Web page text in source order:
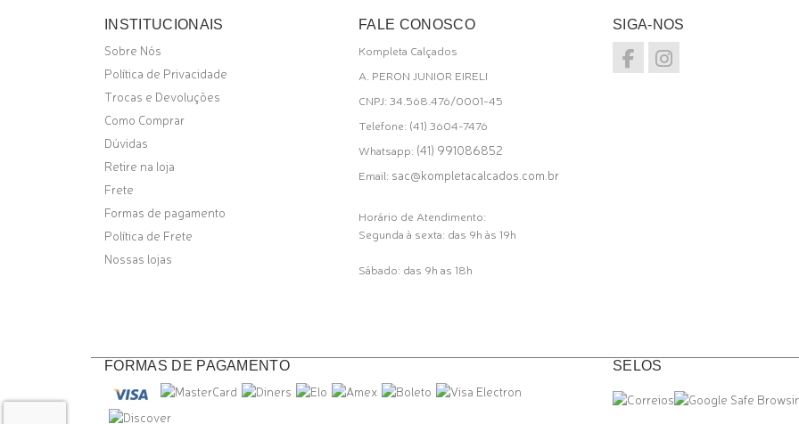
INSTITUCIONAIS
Sobre Nós
Política de Privacidade
Trocas e Devoluções
Como Comprar
Dúvidas
Retire na loja
Frete
Formas de pagamento
Política de Frete
Nossas lojas
FALE CONOSCO
Kompleta Calçados
A. PERON JUNIOR EIRELI
CNPJ: 34.568.476/0001-45
Telefone: (41) 3604-7476
Whatsapp: (41) 991086852
Email: sac@kompletacalcados.com.br
Horário de Atendimento:
Segunda à sexta: das 9h às 19h
Sábado: das 9h as 18h
SIGA-NOS
FORMAS DE PAGAMENTO SELOS